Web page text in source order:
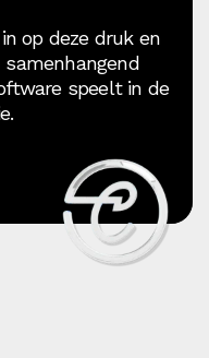
op deze druk en
speelt in de